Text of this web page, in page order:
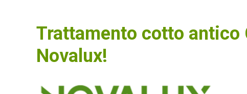
Trattamento cotto antico
Novalux!